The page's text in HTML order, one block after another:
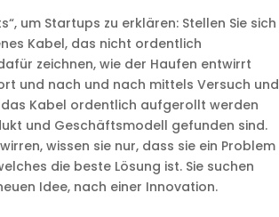
um Startups zu erklären: Stellen Sie sich
Kabel, das nicht ordentlich
zeichnen, wie der Haufen entwirrt
und nach und nach mittels Versuch und
Kabel ordentlich aufgerollt werden
und Geschäftsmodell gefunden sind.
wissen sie nur, dass sie ein Problem
die beste Lösung ist. Sie suchen
Idee, nach einer Innovation.